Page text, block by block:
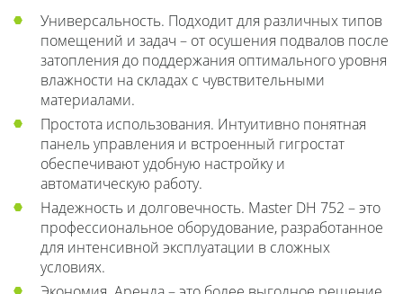
Универсальность. Подходит для различных типов
помещений и задач – от осушения подвалов после
затопления до поддержания оптимального уровня
влажности на складах с чувствительными
материалами.
Простота использования. Интуитивно понятная
панель управления и встроенный гигростат
обеспечивают удобную настройку и
автоматическую работу.
Надежность и долговечность. Master DH 752 – это
профессиональное оборудование, разработанное
для интенсивной эксплуатации в сложных
условиях.